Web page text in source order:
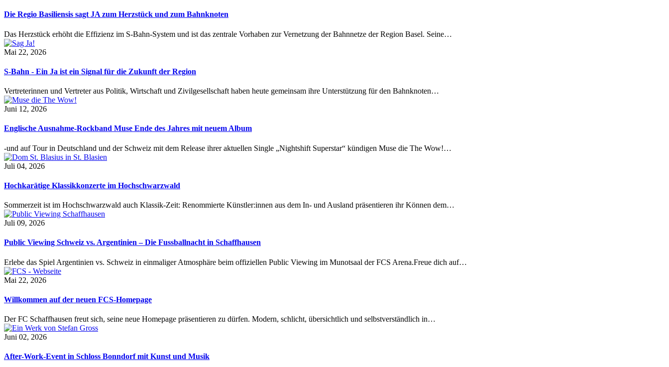
Die Regio Basiliensis sagt JA zum Herzstück und zum Bahnknoten
Das Herzstück erhöht die Effizienz im S-Bahn-System und ist das zentrale Vorhaben zur Vernetzung der Bahnnetze der Region Basel. Seine…
Mai 22, 2026
S-Bahn - Ein Ja ist ein Signal für die Zukunft der Region
Vertreterinnen und Vertreter aus Politik, Wirtschaft und Zivilgesellschaft haben heute gemeinsam ihre Unterstützung für den Bahnknoten…
Juni 12, 2026
Englische Ausnahme-Rockband Muse Ende des Jahres mit neuem Album
-und auf Tour in Deutschland und der Schweiz mit dem Release ihrer aktuellen Single „Nightshift Superstar“ kündigen Muse die The Wow!…
Juli 04, 2026
Hochkarätige Klassikkonzerte im Hochschwarzwald
Sommerzeit ist im Hochschwarzwald auch Klassik-Zeit: Renommierte Künstler:innen aus dem In- und Ausland präsentieren ihr Können dem…
Juli 09, 2026
Public Viewing Schweiz vs. Argentinien – Die Fussballnacht in Schaffhausen
Erlebe das Spiel Argentinien vs. Schweiz in einmaliger Atmosphäre beim offiziellen Public Viewing im Munotsaal der FCS Arena.Freue dich auf…
Mai 22, 2026
Willkommen auf der neuen FCS-Homepage
Der FC Schaffhausen freut sich, seine neue Homepage präsentieren zu dürfen. Modern, schlicht, übersichtlich und selbstverständlich in…
Juni 02, 2026
After-Work-Event in Schloss Bonndorf mit Kunst und Musik